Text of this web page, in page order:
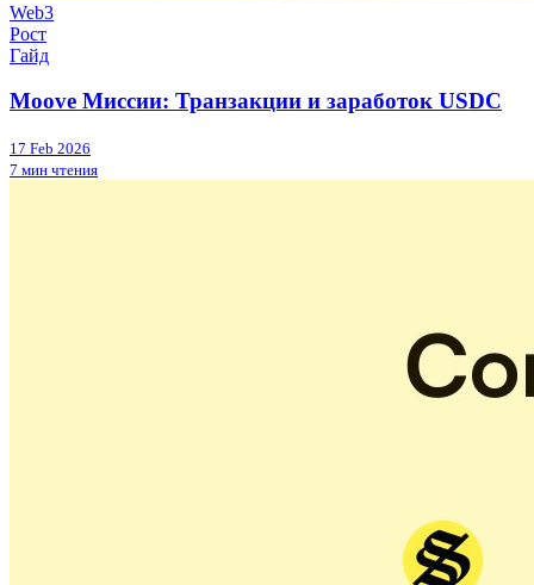
Web3
Рост
Гайд
Moove Миссии: Транзакции и заработок USDC
17 Feb 2026
7 мин чтения